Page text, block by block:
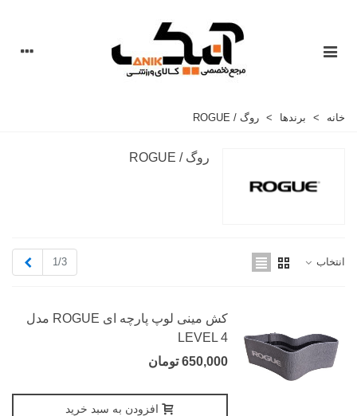
خانه > برندها > روگ / ROGUE
روگ / ROGUE
انتخاب 1/3
کش مینی لوپ پارچه ای ROGUE مدل
LEVEL 4
650,000 تومان
افزودن به سبد خرید